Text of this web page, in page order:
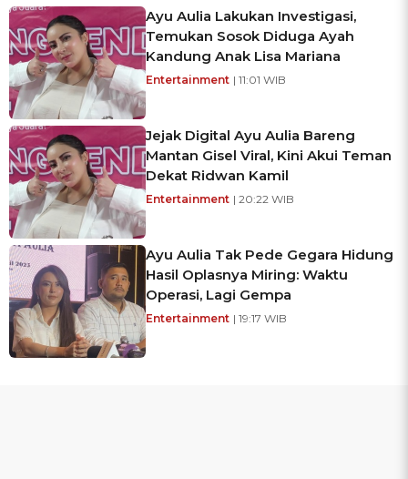
Ayu Aulia Lakukan Investigasi,
Temukan Sosok Diduga Ayah
Kandung Anak Lisa Mariana
Entertainment | 11:01 WIB
Jejak Digital Ayu Aulia Bareng
Mantan Gisel Viral, Kini Akui Teman
Dekat Ridwan Kamil
Entertainment | 20:22 WIB
Ayu Aulia Tak Pede Gegara Hidung
Hasil Oplasnya Miring: Waktu
Operasi, Lagi Gempa
Entertainment | 19:17 WIB